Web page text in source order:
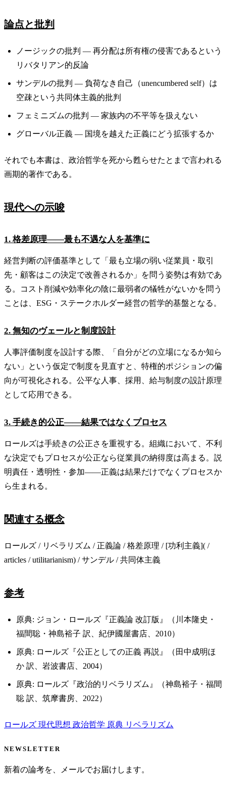
論点と批判
ノージックの批判 — 再分配は所有権の侵害であるという
リバタリアン的反論
サンデルの批判 — 負荷なき自己（unencumbered self）は
空疎という共同体主義的批判
フェミニズムの批判 — 家族内の不平等を扱えない
グローバル正義 — 国境を越えた正義にどう拡張するか
それでも本書は、政治哲学を死から甦らせたとまで言われる
画期的著作である。
現代への示唆
1. 格差原理——最も不遇な人を基準に
経営判断の評価基準として「最も立場の弱い従業員・取引
先・顧客はこの決定で改善されるか」を問う姿勢は有効であ
る。コスト削減や効率化の陰に最弱者の犠牲がないかを問う
ことは、ESG・ステークホルダー経営の哲学的基盤となる。
2. 無知のヴェールと制度設計
人事評価制度を設計する際、「自分がどの立場になるか知ら
ない」という仮定で制度を見直すと、特権的ポジションの偏
向が可視化される。公平な人事、採用、給与制度の設計原理
として応用できる。
3. 手続き的公正——結果ではなくプロセス
ロールズは手続きの公正さを重視する。組織において、不利
な決定でもプロセスが公正なら従業員の納得度は高まる。説
明責任・透明性・参加——正義は結果だけでなくプロセスか
ら生まれる。
関連する概念
ロールズ / リベラリズム / 正義論 / 格差原理 / [功利主義]( /
articles / utilitarianism) / サンデル / 共同体主義
参考
原典: ジョン・ロールズ『正義論 改訂版』（川本隆史・
福間聡・神島裕子 訳、紀伊國屋書店、2010）
原典: ロールズ『公正としての正義 再説』（田中成明ほ
か 訳、岩波書店、2004）
原典: ロールズ『政治的リベラリズム』（神島裕子・福間
聡 訳、筑摩書房、2022）
ロールズ 現代思想 政治哲学 原典 リベラリズム
NEWSLETTER
新着の論考を、メールでお届けします。